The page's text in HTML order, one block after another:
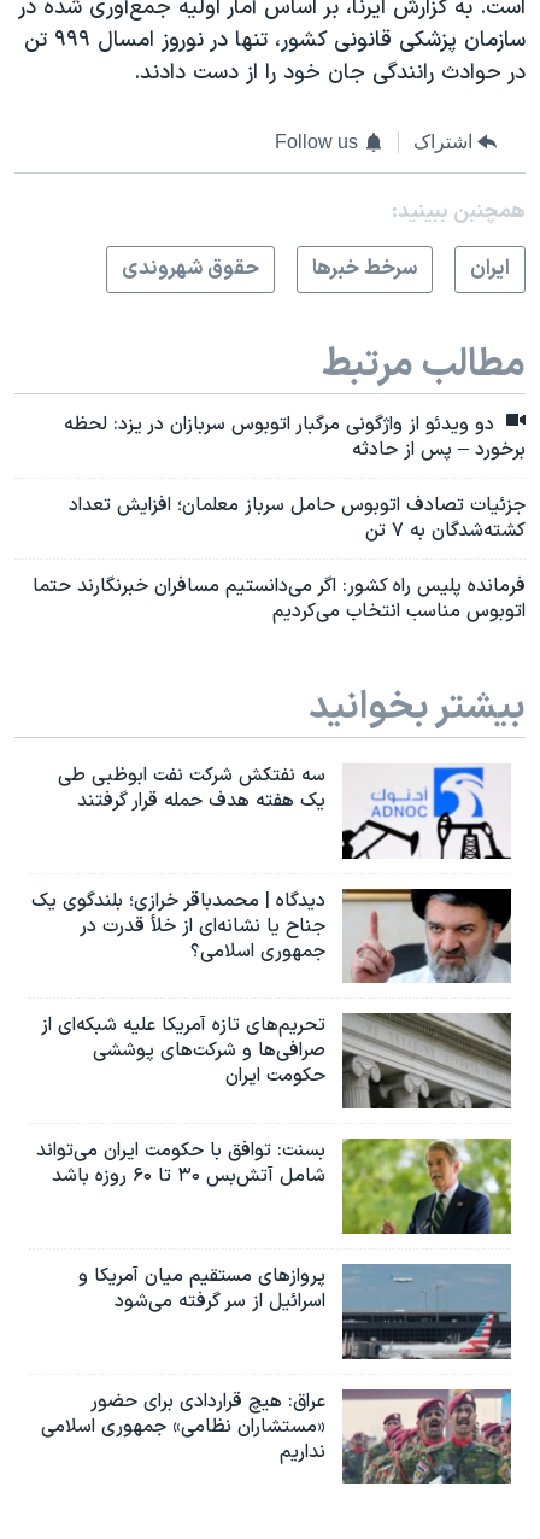
است. به گزارش ایرنا، بر اساس آمار اولیه جمع‌آوری شده در
سازمان پزشکی قانونی کشور، تنها در نوروز امسال ۹۹۹ تن
در حوادث رانندگی جان خود را از دست دادند.
اشتراک Follow us
همچنبن ببینید:
ايران
سرخط خبرها حقوق شهروندی
مطالب مرتبط
دو ویدئو از واژگونی مرگبار اتوبوس سربازان در یزد: لحظه
برخورد – پس از حادثه
جزئیات تصادف اتوبوس حامل سرباز معلمان؛ افزایش تعداد
کشته‌شدگان به ۷ تن
فرمانده پلیس راه کشور: اگر می‌دانستیم مسافران خبرنگارند حتما
اتوبوس مناسب انتخاب می‌کردیم
بیشتر بخوانید
سه نفتکش شرکت نفت ابوظبی طی
یک هفته هدف حمله قرار گرفتند
دیدگاه | محمدباقر خرازی؛ بلندگوی یک
جناح یا نشانه‌ای از خلأ قدرت در
جمهوری اسلامی؟
تحریم‌های تازه آمریکا علیه شبکه‌ای از
صرافی‌ها و شرکت‌های پوششی
حکومت ایران
بسنت: توافق با حکومت ایران می‌تواند
شامل آتش‌بس ۳۰ تا ۶۰ روزه باشد
پروازهای مستقیم میان آمریکا و
اسرائیل از سر گرفته می‌شود
عراق: هیچ قراردادی برای حضور
«مستشاران نظامی» جمهوری اسلامی
نداریم